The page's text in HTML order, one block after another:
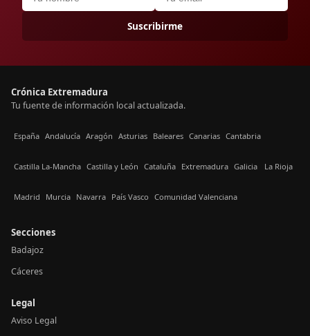
Suscribirme
Crónica Extremadura
Tu fuente de información local actualizada.
España Andalucía Aragón Asturias Baleares Canarias Cantabria
Castilla La-Mancha Castilla y León Cataluña Extremadura Galicia La Rioja
Madrid Murcia Navarra País Vasco Comunidad Valenciana
Secciones
Badajoz
Cáceres
Legal
Aviso Legal